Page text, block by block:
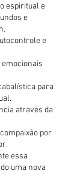
espiritual e
e
e
para
através da
por
essa
uma nova